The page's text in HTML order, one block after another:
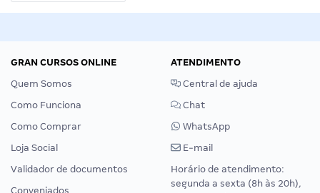
GRAN CURSOS ONLINE
Quem Somos
Como Funciona
Como Comprar
Loja Social
Validador de documentos
Conveniados
ATENDIMENTO
Central de ajuda
Chat
WhatsApp
E-mail
Horário de atendimento:
segunda a sexta (8h às 20h),